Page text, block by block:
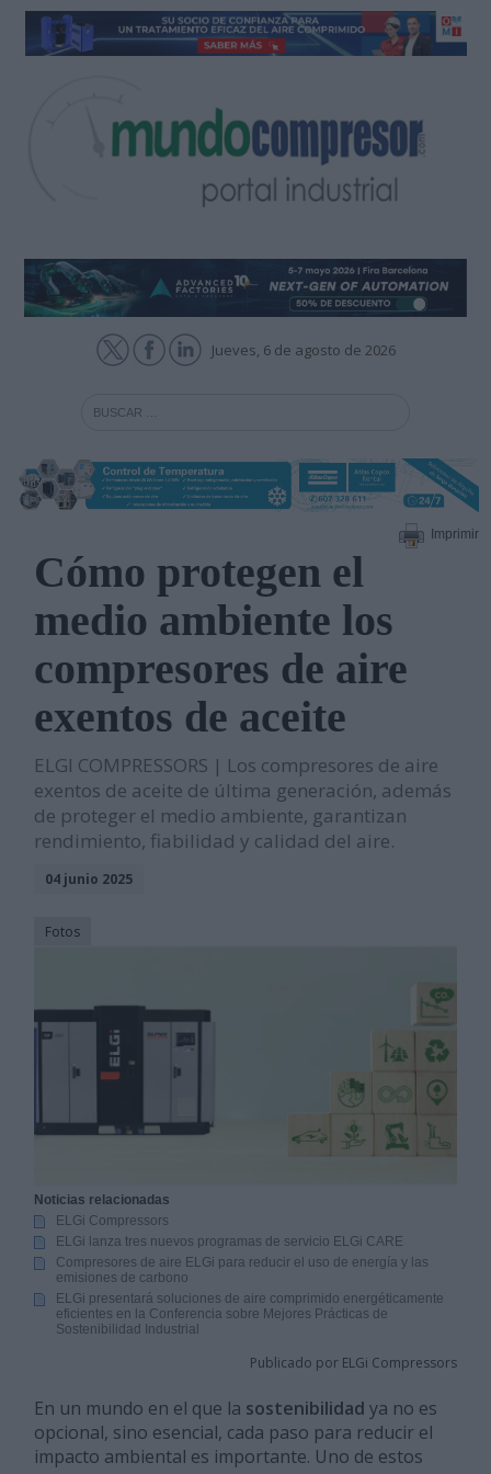
Jueves, 6 de agosto de 2026
Imprimir
Cómo protegen el
medio ambiente los
compresores de aire
exentos de aceite
ELGI COMPRESSORS | Los compresores de aire
exentos de aceite de última generación, además
de proteger el medio ambiente, garantizan
rendimiento, fiabilidad y calidad del aire.
04 junio 2025
Fotos
Noticias relacionadas
ELGi Compressors
ELGi lanza tres nuevos programas de servicio ELGi CARE
Compresores de aire ELGi para reducir el uso de energía y las
emisiones de carbono
ELGi presentará soluciones de aire comprimido energéticamente
eficientes en la Conferencia sobre Mejores Prácticas de
Sostenibilidad Industrial
Publicado por ELGi Compressors
En un mundo en el que la sostenibilidadya no es
opcional, sino esencial, cada paso para reducir el
impacto ambiental es importante. Uno de estos